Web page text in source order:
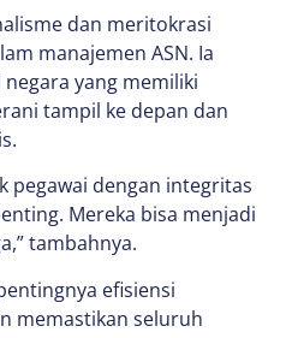
dan meritokrasi
manajemen ASN. Ia
yang memiliki
tampil ke depan dan
pegawai dengan integritas
Mereka bisa menjadi
tambahnya.
efisiensi
memastikan seluruh